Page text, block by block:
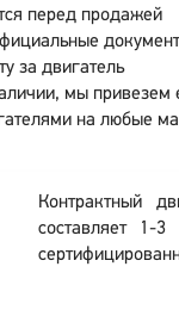
перед продажей
за двигатель
мы привезем
на любые
Контрактный
составляет 1-